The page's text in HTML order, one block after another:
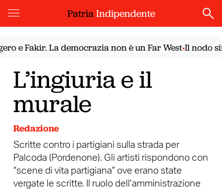
PatriaIndipendente
e Fakir. La democrazia non è un Far West•Il nodo
L’ingiuria e il
murale
Redazione
Scritte contro i partigiani sulla strada per
Palcoda (Pordenone). Gli artisti rispondono con
“scene di vita partigiana” ove erano state
vergate le scritte. Il ruolo dell’amministrazione